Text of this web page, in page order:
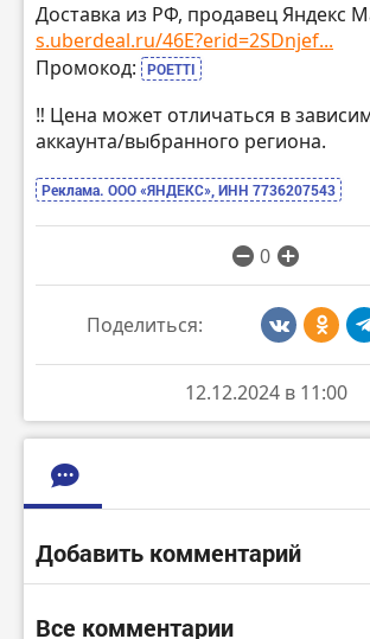
Доставка из РФ, продавец Яндекс
s.uberdeal.ru/46E?erid=2SDnjef...
Промокод:
POETTI
‼️ Цена может отличаться в
аккаунта/выбранного региона.
Реклама. ООО «ЯНДЕКС», ИНН 7736207543
0
Поделиться:
12.12.2024 в 11:00
Добавить комментарий
Все комментарии